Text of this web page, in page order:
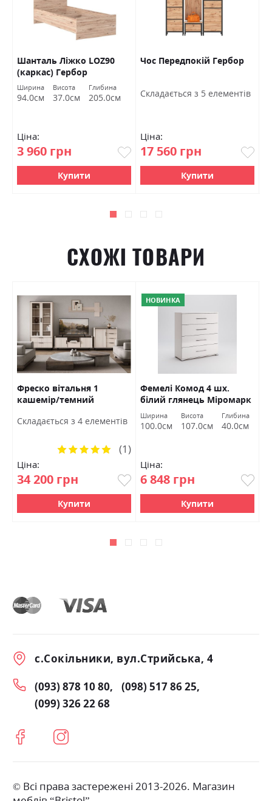
Шанталь Ліжко LOZ90
(каркас) Гербор
Ширина
94.0см
Висота
37.0см
Глибина
205.0см
Ціна:
3 960 грн
Купити
Чос Передпокій Гербор
Cкладається з 5 елементів
Ціна:
17 560 грн
Купити
СХОЖІ ТОВАРИ
Фреско вітальня 1
кашемір/темний
Cкладається з 4 елементів
Ціна:
34 200 грн
Рейтинг:
(1)
Купити
НОВИНКА
Фемелі Комод 4 шх.
білий глянець Міромарк
Ширина
100.0см
Висота
107.0см
Глибина
40.0см
Ціна:
6 848 грн
Купити
с.Сокільники, вул.Стрийська, 4
(093) 878 10 80
(098) 517 86 25
(099) 326 22 68
© Всі права застережені 2013-2026. Магазин